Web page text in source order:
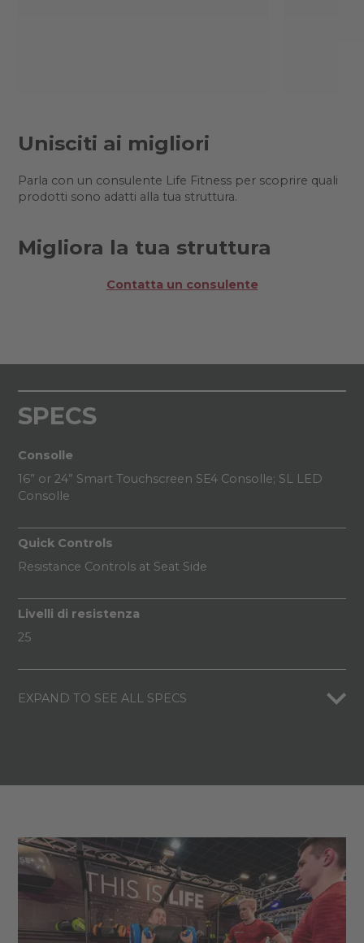
Unisciti ai migliori
Parla con un consulente Life Fitness per scoprire quali
prodotti sono adatti alla tua struttura.
Migliora la tua struttura
Contatta un consulente
SPECS
Consolle
16” or 24” Smart Touchscreen SE4 Consolle; SL LED
Consolle
Quick Controls
Resistance Controls at Seat Side
Livelli di resistenza
25
EXPAND TO SEE ALL SPECS